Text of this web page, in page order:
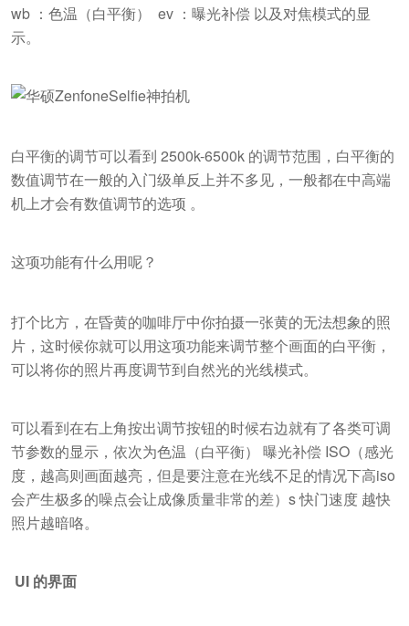
wb ：色温（白平衡） ev ：曝光补偿 以及对焦模式的显
示。
白平衡的调节可以看到 2500k-6500k 的调节范围，白平衡的
数值调节在一般的入门级单反上并不多见，一般都在中高端
机上才会有数值调节的选项 。
这项功能有什么用呢？
打个比方，在昏黄的咖啡厅中你拍摄一张黄的无法想象的照
片，这时候你就可以用这项功能来调节整个画面的白平衡，
可以将你的照片再度调节到自然光的光线模式。
可以看到在右上角按出调节按钮的时候右边就有了各类可调
节参数的显示，依次为色温（白平衡） 曝光补偿 ISO（感光
度，越高则画面越亮，但是要注意在光线不足的情况下高iso
会产生极多的噪点会让成像质量非常的差）s 快门速度 越快
照片越暗咯。
UI 的界面